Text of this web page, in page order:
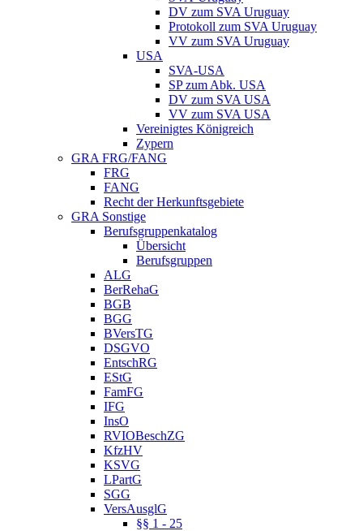
DV zum SVA Uruguay
Protokoll zum SVA Uruguay
VV zum SVA Uruguay
USA
SVA-USA
SP zum Abk. USA
DV zum SVA USA
VV zum SVA USA
Vereinigtes Königreich
Zypern
GRA FRG/FANG
FRG
FANG
Recht der Herkunftsgebiete
GRA Sonstige
Berufsgruppenkatalog
Übersicht
Berufsgruppen
ALG
BerRehaG
BGB
BGG
BVersTG
DSGVO
EntschRG
EStG
FamFG
IFG
InsO
RVIOBeschZG
KfzHV
KSVG
LPartG
SGG
VersAusglG
§§ 1 - 25